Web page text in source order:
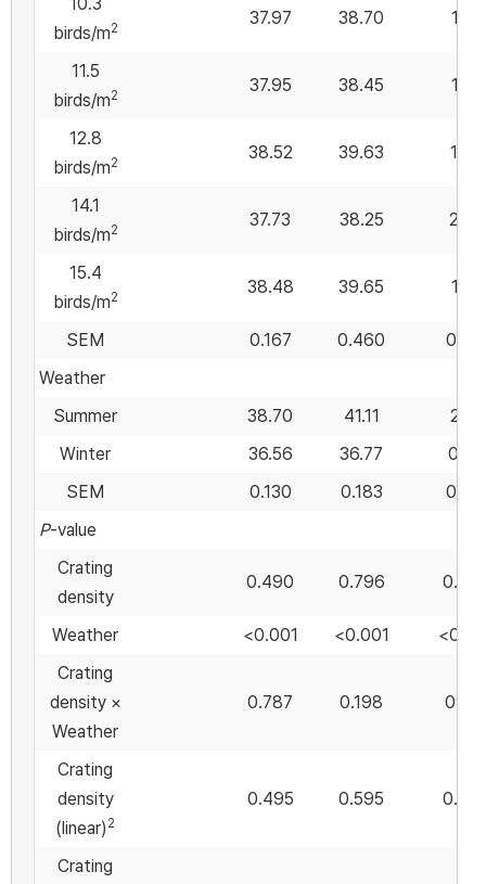
birds/m2 37.97 38.70 1.57
11.5
birds/m2 37.95 38.45 1.53
12.8
birds/m2 38.52 39.63 1.82
14.1
birds/m2 37.73 38.25 2.02
15.4
birds/m2 38.48 39.65 1.57
SEM 0.167 0.460
0.173
Weather
Summer
38.70 41.11
2.41
Winter
36.56 36.77
0.99
SEM
0.130 0.183
0.101
P-value
Crating
density
0.490 0.796
Weather <0.001 <0.001
Crating
density ×
Weather
0.787 0.198
Crating
density
(linear) 2
0.495 0.595
Crating